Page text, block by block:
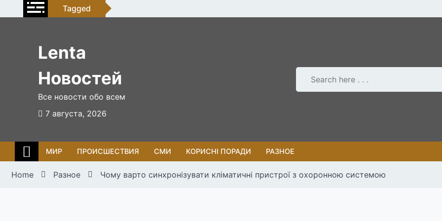
to
Tagged
Lenta
Новостей
Все новости обо всем
7 августа, 2026
МИР ПРОИСШЕСТВИЯ СМИ КОРИСНІ ПОРАДИ РАЗНОЕ
Home Разное Чому варто синхронізувати кліматичні пристрої з охоронною системою